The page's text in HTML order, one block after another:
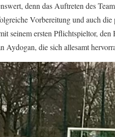
denn das Auftreten des
Vorbereitung und auch
seinem ersten Pflichtspieltor,
die sich allesamt